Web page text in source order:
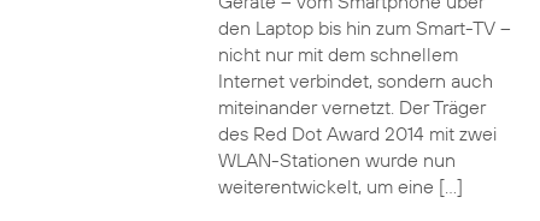
den Laptop bis hin zum Smart-TV –
nicht nur mit dem schnellem
Internet verbindet, sondern auch
miteinander vernetzt. Der Träger
des Red Dot Award 2014 mit zwei
WLAN-Stationen wurde nun
weiterentwickelt, um eine […]